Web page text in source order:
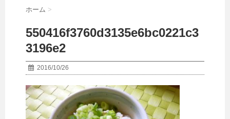
ホーム >
550416f3760d3135e6bc0221c3
3196e2
2016/10/26